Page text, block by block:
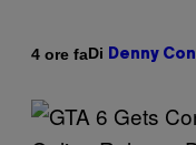
4 ore faDi Denny